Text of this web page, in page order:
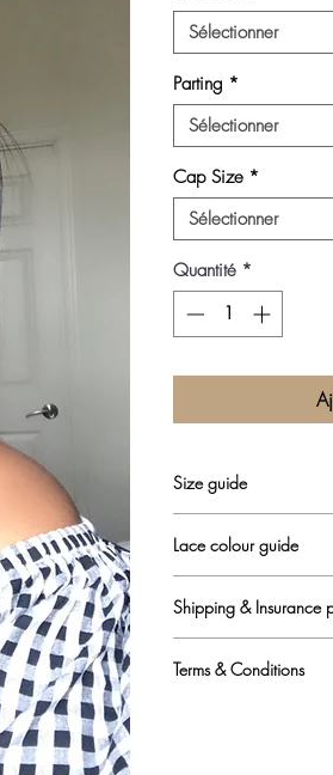
Sélectionner
Parting *
Sélectionner
Cap Size *
Sélectionner
Quantité *
Size guide
Lace colour guide
Shipping & Insurance
Terms & Conditions